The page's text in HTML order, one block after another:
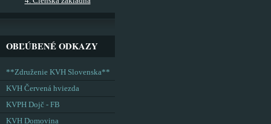
OBĽÚBENÉ ODKAZY
**Združenie KVH Slovenska**
KVH Červená hviezda
KVPH Dojč - FB
KVH Domovina